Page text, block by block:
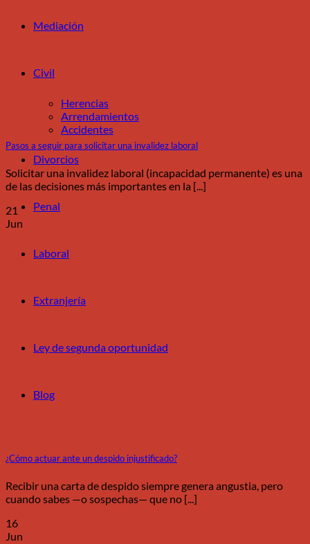
Mediación
Civil
Herencias
Arrendamientos
Accidentes
Divorcios
Penal
Laboral
Extranjería
Ley de segunda oportunidad
Blog
Pasos a seguir para solicitar una invalidez laboral
Solicitar una invalidez laboral (incapacidad permanente) es una
de las decisiones más importantes en la [...]
21
Jun
¿Cómo actuar ante un despido injustificado?
Recibir una carta de despido siempre genera angustia, pero
cuando sabes —o sospechas— que no [...]
16
Jun